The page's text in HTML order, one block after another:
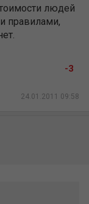
людей
правилами,
24.01.2011 09:58
-3